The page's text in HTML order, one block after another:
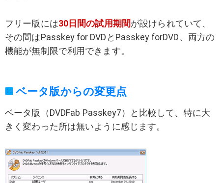
フリー版には30日間の試用期間が設けられていて、
その間はPasskey for DVDとPasskey forDVD、両方の
機能が無制限で利用できます。
ベータ版からの変更点
ベータ版（DVDFab Passkey7）と比較して、特に大
きく変わった所は無いように感じます。